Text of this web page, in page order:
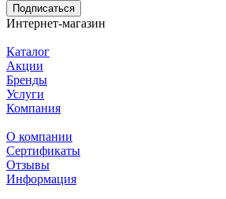
Подписаться
Интернет-магазин
Каталог
Акции
Бренды
Услуги
Компания
О компании
Сертификаты
Отзывы
Информация